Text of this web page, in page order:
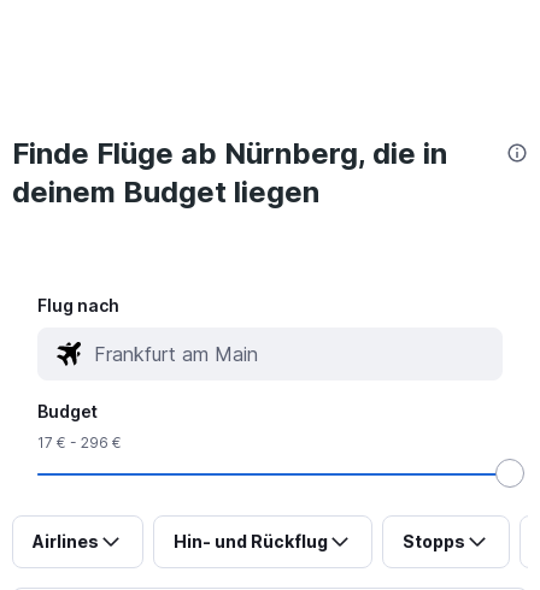
Finde Flüge ab Nürnberg, die in
deinem Budget liegen
Flug nach
Budget
17 € - 296 €
Airlines Hin- und Rückflug Stopps